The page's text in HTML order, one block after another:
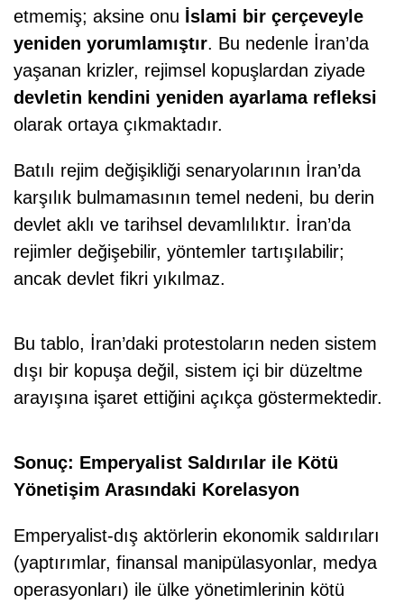
etmemiş; aksine onu İslami bir çerçeveyle
yeniden yorumlamıştır. Bu nedenle İran’da
yaşanan krizler, rejimsel kopuşlardan ziyade
devletin kendini yeniden ayarlama refleksi
olarak ortaya çıkmaktadır.
Batılı rejim değişikliği senaryolarının İran’da
karşılık bulmamasının temel nedeni, bu derin
devlet aklı ve tarihsel devamlılıktır. İran’da
rejimler değişebilir, yöntemler tartışılabilir;
ancak devlet fikri yıkılmaz.
Bu tablo, İran’daki protestoların neden sistem
dışı bir kopuşa değil, sistem içi bir düzeltme
arayışına işaret ettiğini açıkça göstermektedir.
Sonuç: Emperyalist Saldırılar ile Kötü
Yönetişim Arasındaki Korelasyon
Emperyalist-dış aktörlerin ekonomik saldırıları
(yaptırımlar, finansal manipülasyonlar, medya
operasyonları) ile ülke yönetimlerinin kötü